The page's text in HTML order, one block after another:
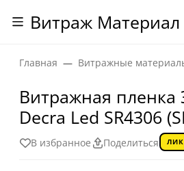
Витраж Материал
Главная Витражные
Витражная
Decra Led SR4306
В избранное Поделиться